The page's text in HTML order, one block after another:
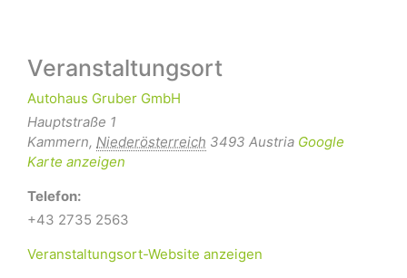
Veranstaltungsort
Autohaus Gruber GmbH
Hauptstraße 1
Kammern, Niederösterreich 3493 Austria Google
Karte anzeigen
Telefon:
+43 2735 2563
Veranstaltungsort-Website anzeigen